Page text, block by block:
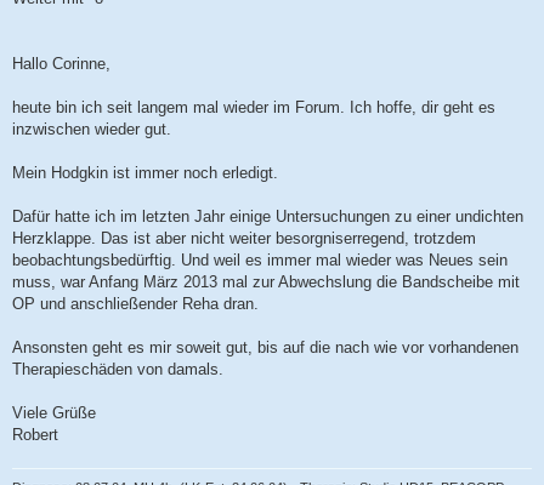
Hallo Corinne,
heute bin ich seit langem mal wieder im Forum. Ich hoffe, dir geht es
inzwischen wieder gut.
Mein Hodgkin ist immer noch erledigt.
Dafür hatte ich im letzten Jahr einige Untersuchungen zu einer undichten
Herzklappe. Das ist aber nicht weiter besorgniserregend, trotzdem
beobachtungsbedürftig. Und weil es immer mal wieder was Neues sein
muss, war Anfang März 2013 mal zur Abwechslung die Bandscheibe mit
OP und anschließender Reha dran.
Ansonsten geht es mir soweit gut, bis auf die nach wie vor vorhandenen
Therapieschäden von damals.
Viele Grüße
Robert